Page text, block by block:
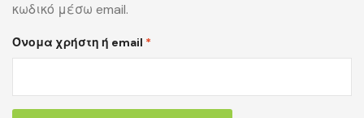
κωδικό μέσω email.
Όνομα χρήστη ή email *